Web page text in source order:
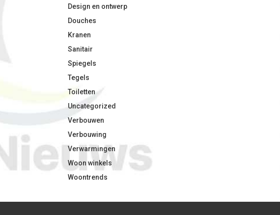
Design en ontwerp
Douches
Kranen
Sanitair
Spiegels
Tegels
Toiletten
Uncategorized
Verbouwen
Verbouwing
Verwarmingen
Woon winkels
Woontrends